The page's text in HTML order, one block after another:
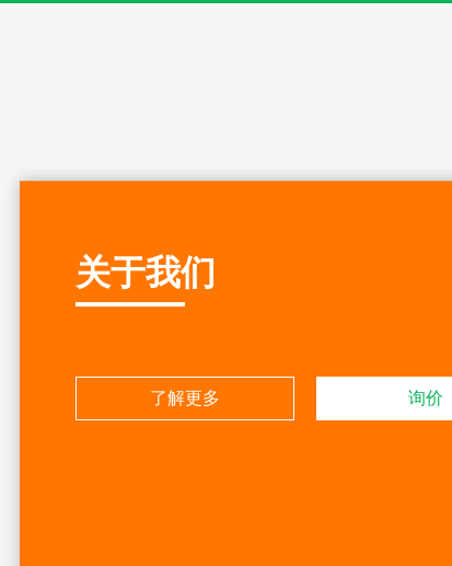
关于我们
了解更多 询价